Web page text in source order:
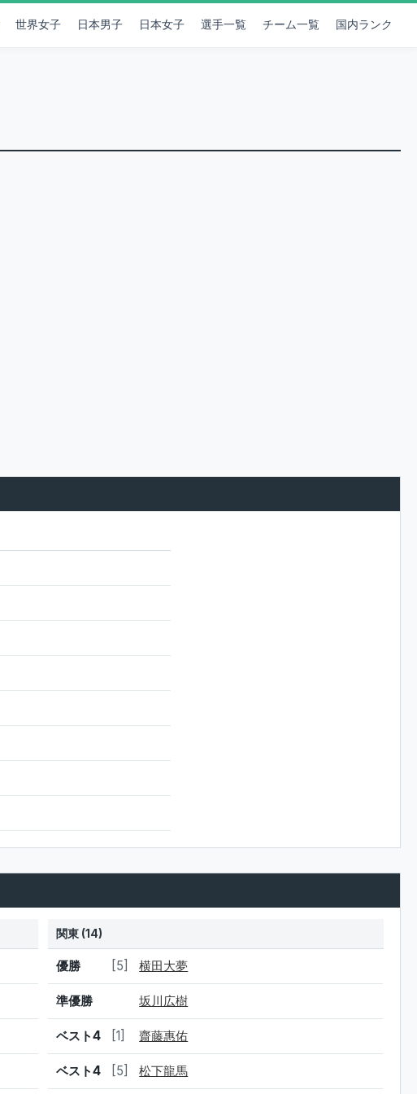
世界女子 日本男子 日本女子 選手一覧 チーム一覧 国内ランク
関東 (14)
結果 シード 選手名
優勝 [5] 横田大夢
準優勝 坂川広樹
ベスト4 [1] 齋藤惠佑
ベスト4 [5] 松下龍馬